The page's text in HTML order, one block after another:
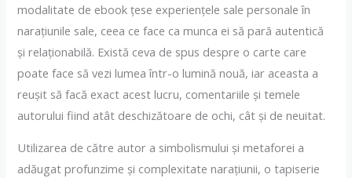
modalitate de ebook țese experiențele sale personale în
narațiunile sale, ceea ce face ca munca ei să pară autentică
și relaționabilă. Există ceva de spus despre o carte care
poate face să vezi lumea într-o lumină nouă, iar aceasta a
reușit să facă exact acest lucru, comentariile și temele
autorului fiind atât deschizătoare de ochi, cât și de neuitat.
Utilizarea de către autor a simbolismului și metaforei a
adăugat profunzime și complexitate narațiunii, o tapiserie